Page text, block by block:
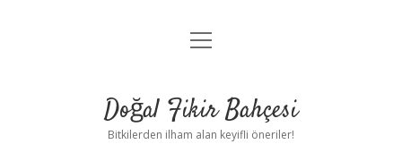
Anasayfa
Yasal Uyarı
menüyü
Doğal Fikir Bahçesi
Bitkilerden ilham alan keyifli öneriler!